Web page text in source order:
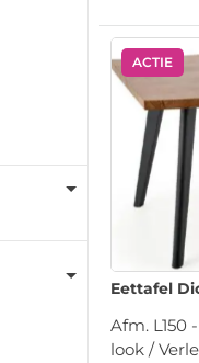
ACTIE
Eettafel
Afm. L150
look /